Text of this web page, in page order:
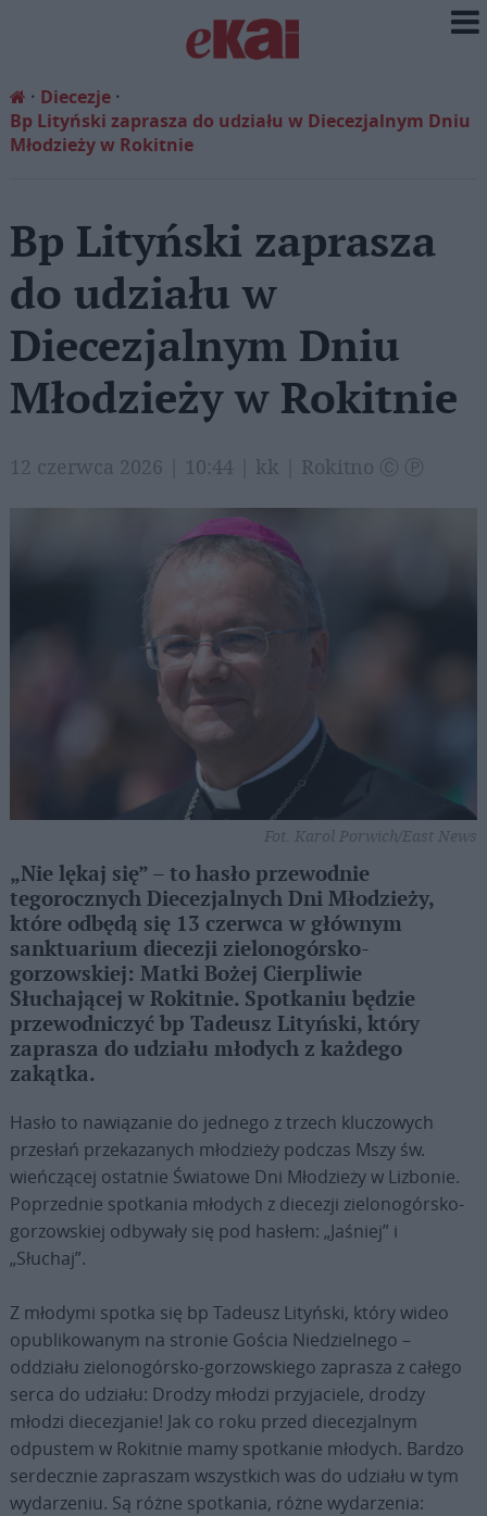
Diecezje
Bp Lityński zaprasza do udziału w Diecezjalnym Dniu
Młodzieży w Rokitnie
Bp Lityński zaprasza
do udziału w
Diecezjalnym Dniu
Młodzieży w Rokitnie
12 czerwca 2026 | 10:44 | kk | Rokitno Ⓒ Ⓟ
Fot. Karol Porwich/East News
„Nie lękaj się” – to hasło przewodnie
tegorocznych Diecezjalnych Dni Młodzieży,
które odbędą się 13 czerwca w głównym
sanktuarium diecezji zielonogórsko-
gorzowskiej: Matki Bożej Cierpliwie
Słuchającej w Rokitnie. Spotkaniu będzie
przewodniczyć bp Tadeusz Lityński, który
zaprasza do udziału młodych z każdego
zakątka.
Hasło to nawiązanie do jednego z trzech kluczowych
przesłań przekazanych młodzieży podczas Mszy św.
wieńczącej ostatnie Światowe Dni Młodzieży w Lizbonie.
Poprzednie spotkania młodych z diecezji zielonogórsko-
gorzowskiej odbywały się pod hasłem: „Jaśniej” i
„Słuchaj”.
Z młodymi spotka się bp Tadeusz Lityński, który wideo
opublikowanym na stronie Gościa Niedzielnego –
oddziału zielonogórsko-gorzowskiego zaprasza z całego
serca do udziału: Drodzy młodzi przyjaciele, drodzy
młodzi diecezjanie! Jak co roku przed diecezjalnym
odpustem w Rokitnie mamy spotkanie młodych. Bardzo
serdecznie zapraszam wszystkich was do udziału w tym
wydarzeniu. Są różne spotkania, różne wydarzenia: